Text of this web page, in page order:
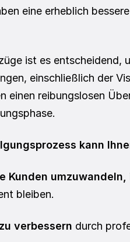
eine erheblich
ist es entscheidend,
einschließlich der
einen reibungslosen
kann
Kunden umzuwandeln,
bleiben.
verbessern durch